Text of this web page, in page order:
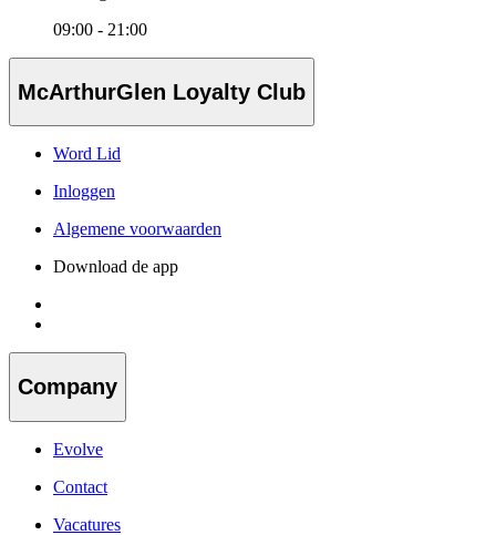
09:00 - 21:00
McArthurGlen Loyalty Club
Word Lid
Inloggen
Algemene voorwaarden
Download de app
Company
Evolve
Contact
Vacatures